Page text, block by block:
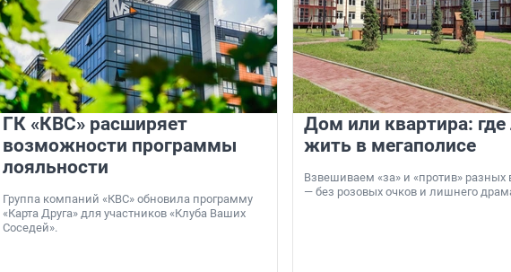
ГК «КВС» расширяет
возможности программы
лояльности
Группа компаний «КВС» обновила программу
«Карта Друга» для участников «Клуба Ваших
Соседей».
Дом или квартира:
жить в мегаполисе
Взвешиваем «за» и «против» разных
— без розовых очков и лишнего